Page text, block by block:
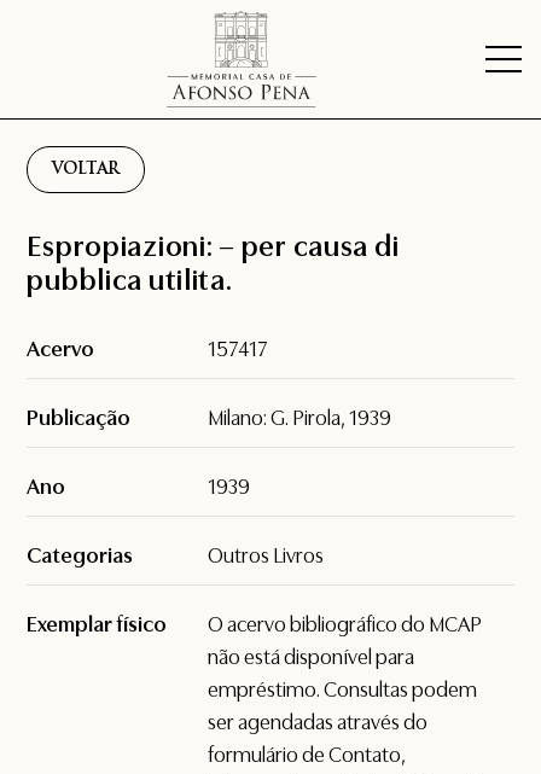
VOLTAR
Espropiazioni: – per causa di
pubblica utilita.
Acervo 157417
Publicação Milano: G. Pirola, 1939
Ano 1939
Categorias Outros Livros
Exemplar físico
O acervo bibliográfico do MCAP
não está disponível para
empréstimo. Consultas podem
ser agendadas através do
formulário deContato,